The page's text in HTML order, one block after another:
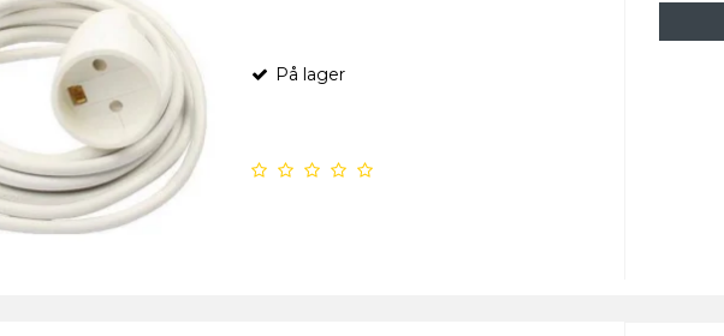
På lager